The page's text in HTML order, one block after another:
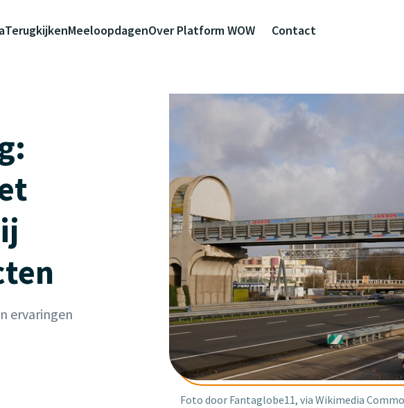
TerugkijkenMeeloopdagenOver Platform WOW Contact
ervaringen
Foto door Fantaglobe11, via Wikimedia